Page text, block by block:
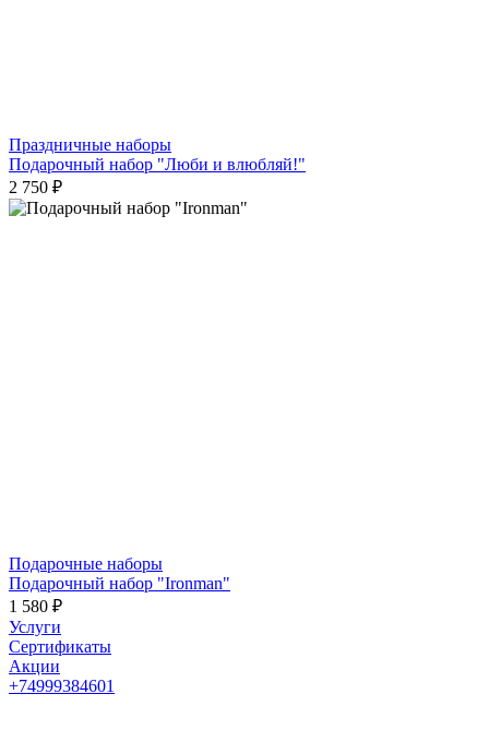
Праздничные наборы
Подарочный набор "Люби и влюбляй!"
2 750 ₽
Подарочные наборы
Подарочный набор "Ironman"
1 580 ₽
Услуги
Сертификаты
Акции
+74999384601